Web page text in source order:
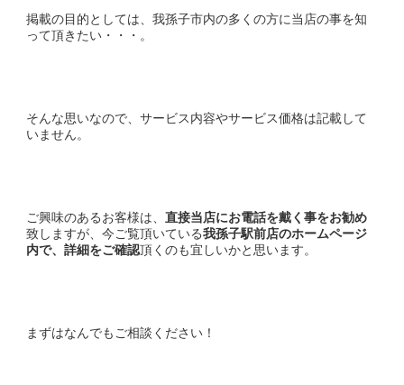
掲載の目的としては、我孫子市内の多くの方に当店の事を知
って頂きたい・・・。
そんな思いなので、サービス内容やサービス価格は記載して
いません。
ご興味のあるお客様は、 直接当店にお電話を戴く事をお勧め
致しますが、今ご覧頂いている我孫子駅前店のホームページ
内で、詳細をご確認頂くのも宜しいかと思います。
まずはなんでもご相談ください！